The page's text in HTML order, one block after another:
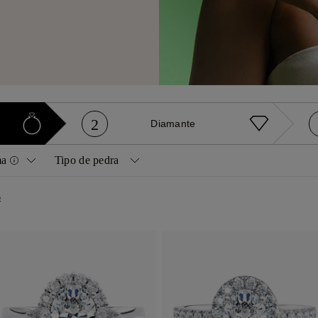
2 Diamante
Tipo de pedra